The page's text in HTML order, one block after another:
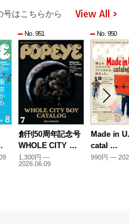
号はこちらから View All
No. 951
創刊50周年記念号
WHOLE CITY …
1,300円 —
2026.06.09
No. 950
Made in
catal …
990円 —